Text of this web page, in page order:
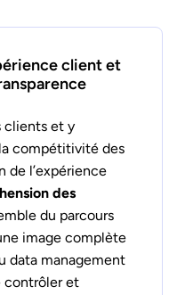
client et
clients et y
compétitivité des
de l’expérience
des
du parcours
image complète
data management
contrôler et